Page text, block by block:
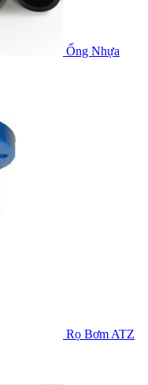
Ống Nhựa
Rọ Bơm ATZ